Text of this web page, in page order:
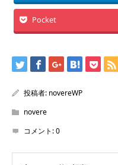
Pocket
投稿者: novereWP
novere
コメント:0